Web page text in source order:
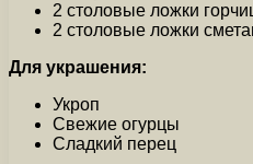
2 столовые ложки
2 столовые ложки
Для украшения:
Укроп
Свежие огурцы
Сладкий перец